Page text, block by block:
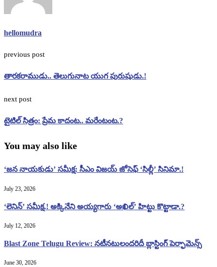
hellomudra
previous post
తారకరాముడు.. తెలుగునాట యుగ పురుషుడు.!
next post
టైటిల్ సిత్రం: ప్రేమ కాదంట.. మరేంటంట.?
You may also like
‘జన నాయకుడు’ సమీక్ష: సీఎం విజయ్ జోసెఫ్ ‘సిల్లీ’ సినిమా.!
July 23, 2026
‘లెనిన్’ సమీక్ష.! అక్కినేని అయ్యగారు ‘అఖిల్’ హిట్టు కొట్టాడా.?
July 12, 2026
Blast Zone Telugu Review: నటీనటులందరిదీ బ్లాస్టింగ్ పెర్ఫామెన్స్
June 30, 2026